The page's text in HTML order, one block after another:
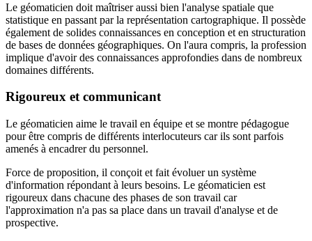
Le géomaticien doit maîtriser aussi bien l'analyse spatiale que
statistique en passant par la représentation cartographique. Il possède
également de solides connaissances en conception et en structuration
de bases de données géographiques. On l'aura compris, la profession
implique d'avoir des connaissances approfondies dans de nombreux
domaines différents.
Rigoureux et communicant
Le géomaticien aime le travail en équipe et se montre pédagogue
pour être compris de différents interlocuteurs car ils sont parfois
amenés à encadrer du personnel.
Force de proposition, il conçoit et fait évoluer un système
d'information répondant à leurs besoins. Le géomaticien est
rigoureux dans chacune des phases de son travail car
l'approximation n'a pas sa place dans un travail d'analyse et de
prospective.